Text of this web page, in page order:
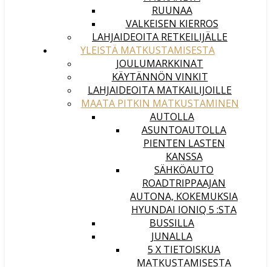
RUUNAA
VALKEISEN KIERROS
LAHJAIDEOITA RETKEILIJÄLLE
YLEISTÄ MATKUSTAMISESTA
JOULUMARKKINAT
KÄYTÄNNÖN VINKIT
LAHJAIDEOITA MATKAILIJOILLE
MAATA PITKIN MATKUSTAMINEN
AUTOLLA
ASUNTOAUTOLLA
PIENTEN LASTEN
KANSSA
SÄHKÖAUTO
ROADTRIPPAAJAN
AUTONA, KOKEMUKSIA
HYUNDAI IONIQ 5 :STA
BUSSILLA
JUNALLA
5 X TIETOISKUA
MATKUSTAMISESTA